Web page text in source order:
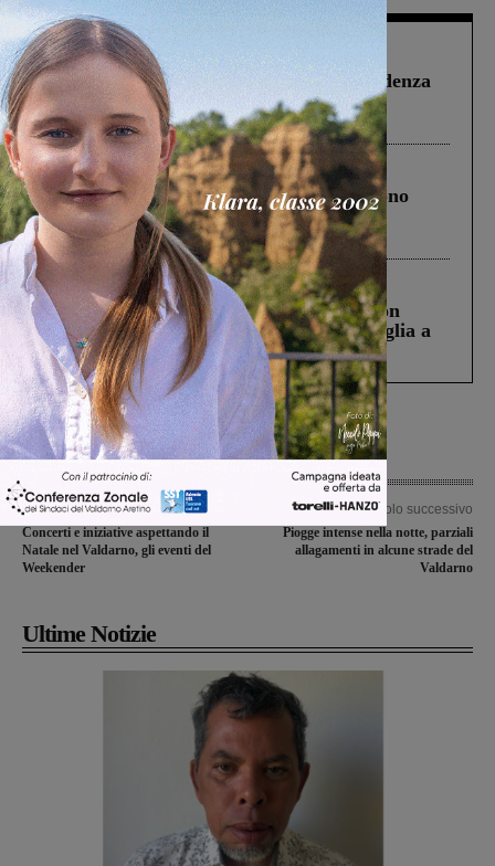
Figline Incisa Valdarno 1 Agosto 2026
Piscina di Figline finanziata oltre la scadenza
Pnrr, il gruppo di Fratelli d’Italia: “Un
ringraziamento al Governo”
Cronaca 4 Agosto 2026
Un anno fa la strage in A1 in cui morirono
Gianni, Giulia e Franco. Lo schianto, il
processo, lo stop ai sorpassi fra tir....
Cronaca 3 Agosto 2026
Scomparso da una struttura di Castiglion
Fiorentino l’uomo che aveva ucciso la figlia a
Levane nel 2020
Articolo precedente
Concerti e iniziative aspettando il
Natale nel Valdarno, gli eventi del
Weekender
Articolo successivo
Piogge intense nella notte, parziali
allagamenti in alcune strade del
Valdarno
Ultime Notizie